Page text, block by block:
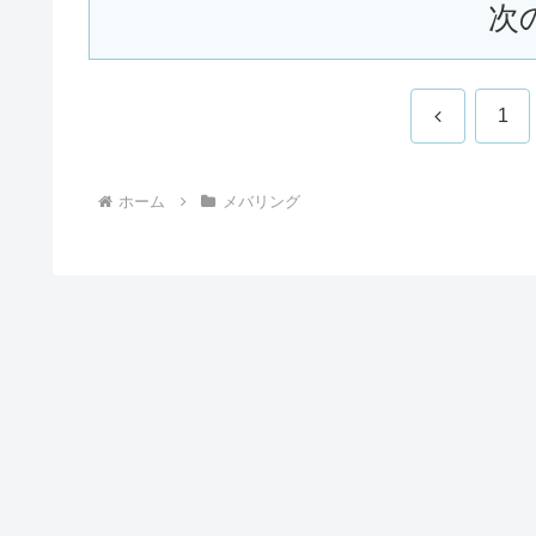
次
前 1
ホーム メバリング